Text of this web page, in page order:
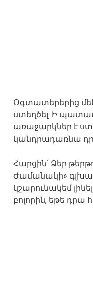
Օգտատերերից
ստեղծել: Ի
առաջարկներ է
կանդրադառնա
Հարցին՝ Ձեր
Ժամանակի»
կշարունակեմ
բոլորին, եթե դրա